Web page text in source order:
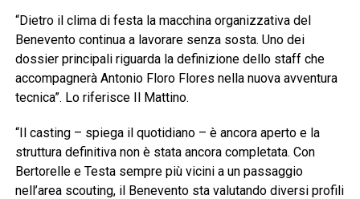
“Dietro il clima di festa la macchina organizzativa del
Benevento continua a lavorare senza sosta. Uno dei
dossier principali riguarda la definizione dello staff che
accompagnerà Antonio Floro Flores nella nuova avventura
tecnica”. Lo riferisce Il Mattino.
“Il casting – spiega il quotidiano – è ancora aperto e la
struttura definitiva non è stata ancora completata. Con
Bertorelle e Testa sempre più vicini a un passaggio
nell’area scouting, il Benevento sta valutando diversi profili